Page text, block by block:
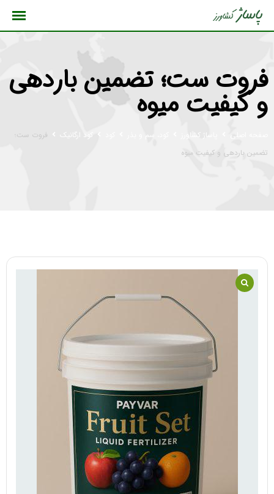
پرش
فروت ست؛ تضمین باردهی
و کیفیت میوه
صفحه اصلی پاساژ کشاورز کود، سم و بذر کود ارگانیک
فروت ست؛
تضمین باردهی و کیفیت میوه